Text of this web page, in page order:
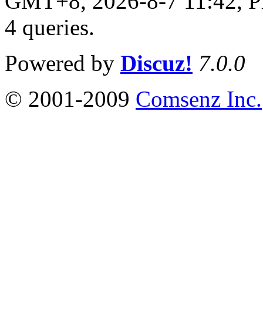
4 queries.
Powered by Discuz! 7.0.0
© 2001-2009 Comsenz Inc.